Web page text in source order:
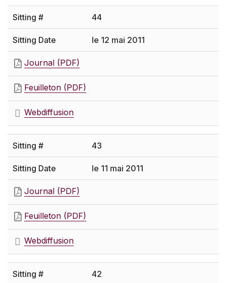
44
le 12 mai 2011
Journal (PDF)
Feuilleton (PDF)
Webdiffusion
43
le 11 mai 2011
Journal (PDF)
Feuilleton (PDF)
Webdiffusion
42